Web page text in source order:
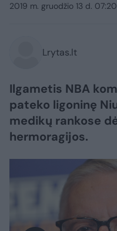
2019 m. gruodžio 13 d. 07:20
Lrytas.lt
Ilgametis NBA
pateko ligoninę
medikų rankose
hermoragijos.